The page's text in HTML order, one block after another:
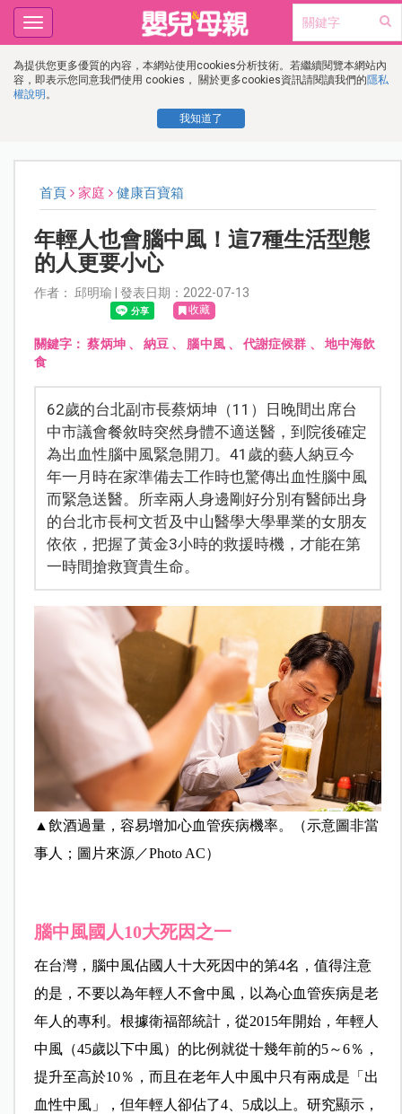
為提供您更多優質的內容，本網站使用cookies分析技術。若繼續閱覽本網站內
容，即表示您同意我們使用 cookies， 關於更多cookies資訊請閱讀我們的隱私
權說明 。
我知道了
Toggle
navigation
首頁 家庭 健康百寶箱
年輕人也會腦中風！這7種生活型態
的人更要小心
作者： 邱明瑜 | 發表日期：2022-07-13
收藏
關鍵字：蔡炳坤、納豆 、 腦中風、代謝症候群 、 地中海飲
食
62歲的台北副市長蔡炳坤（11）日晚間出席台
中市議會餐敘時突然身體不適送醫，到院後確定
為出血性腦中風緊急開刀。41歲的藝人納豆今
年一月時在家準備去工作時也驚傳出血性腦中風
而緊急送醫。所幸兩人身邊剛好分別有醫師出身
的台北市長柯文哲及中山醫學大學畢業的女朋友
依依，把握了黃金3小時的救援時機，才能在第
一時間搶救寶貴生命。
▲飲酒過量，容易增加心血管疾病機率。（示意圖非當
事人；圖片來源／Photo AC）
腦中風國人10大死因之一
在台灣，腦中風佔國人十大死因中的第4名，值得注意
的是，不要以為年輕人不會中風，以為心血管疾病是老
年人的專利。根據衛福部統計，從2015年開始，年輕人
中風（45歲以下中風）的比例就從十幾年前的5～6％，
提升至高於10％，而且在老年人中風中只有兩成是「出
血性中風」，但年輕人卻佔了4、5成以上。研究顯示，